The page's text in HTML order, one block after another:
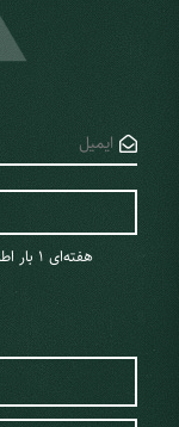
هفته‌ای 1 ‌بار اطلاعات تورها و تخفیفات به شما ایمیل می‌شود.